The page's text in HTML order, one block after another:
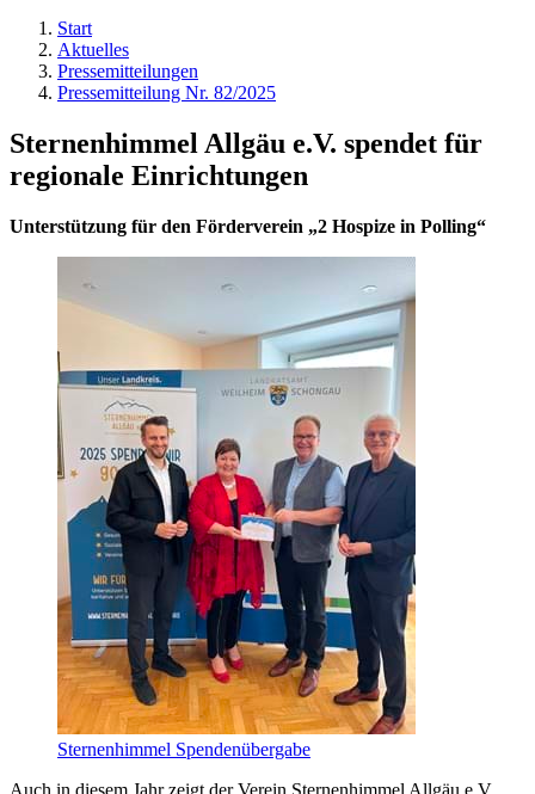
Start
Aktuelles
Pressemitteilungen
Pressemitteilung Nr. 82/2025
Sternenhimmel Allgäu e.V. spendet für
regionale Einrichtungen
Unterstützung für den Förderverein „2 Hospize in Polling“
Sternenhimmel Spendenübergabe
Auch in diesem Jahr zeigt der Verein Sternenhimmel Allgäu e.V.